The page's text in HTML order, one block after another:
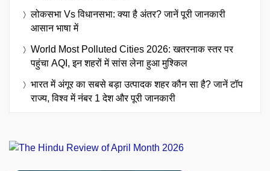
लोकसभा Vs विधानसभा: क्या है अंतर? जानें पूरी जानकारी
आसान भाषा में
World Most Polluted Cities 2026: खतरनाक स्तर पर
पहुंचा AQI, इन शहरों में सांस लेना हुआ मुश्किल
भारत में अंगूर का सबसे बड़ा उत्पादक शहर कौन सा है? जानें टॉप
राज्य, विश्व में नंबर 1 देश और पूरी जानकारी